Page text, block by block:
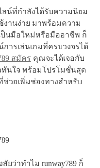
น์ที่กำลังได้รับความนิยม
านง่าย มาพร้อมความ
นมือใหม่หรือมืออาชีพ ก็
ารเล่นเกมที่ครบวงจรได้
สมัคร คุณจะได้เจอกับ
วทันใจ พร้อมโปรโมชั่นสุด
ช่วยเพิ่มช่องทางสำหรับ
ว่าทำไม runway789 ก็